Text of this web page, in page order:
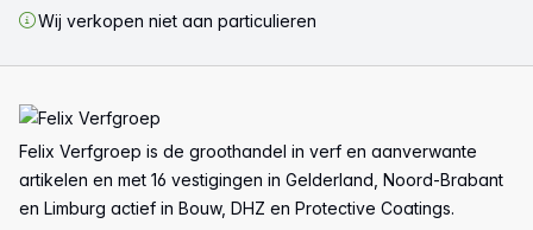
Wij verkopen niet aan particulieren
Felix Verfgroep is de groothandel in verf en aanverwante
artikelen en met 16 vestigingen in Gelderland, Noord-Brabant
en Limburg actief in Bouw, DHZ en Protective Coatings.